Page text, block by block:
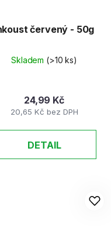
červený - 50g
Skladem (>10 ks)
20,65 Kč bez DPH
24,99 Kč
DETAIL